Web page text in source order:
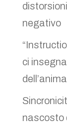
negativo
ci
dell’anima
nascosto